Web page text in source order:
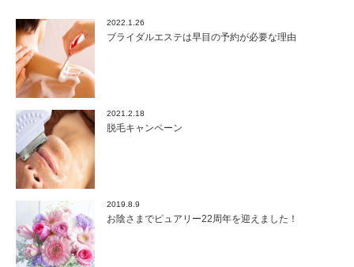
2022.1.26
ブライダルエステは早目の予約が必要な理由
2021.2.18
脱毛キャンペーン
2019.8.9
お陰さまでピュアリー22周年を迎えました！